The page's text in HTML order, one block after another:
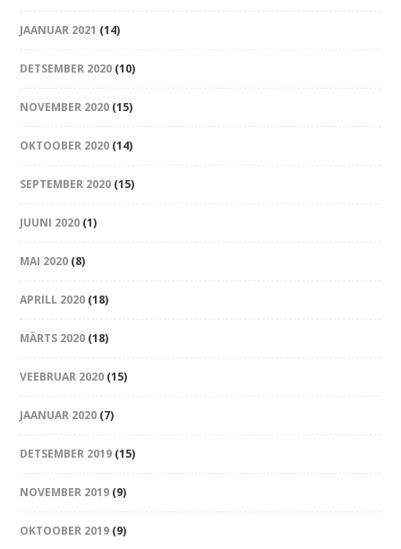
JAANUAR 2021 (14)
DETSEMBER 2020 (10)
NOVEMBER 2020 (15)
OKTOOBER 2020 (14)
SEPTEMBER 2020 (15)
JUUNI 2020 (1)
MAI 2020 (8)
APRILL 2020 (18)
MÄRTS 2020 (18)
VEEBRUAR 2020 (15)
JAANUAR 2020 (7)
DETSEMBER 2019 (15)
NOVEMBER 2019 (9)
OKTOOBER 2019 (9)